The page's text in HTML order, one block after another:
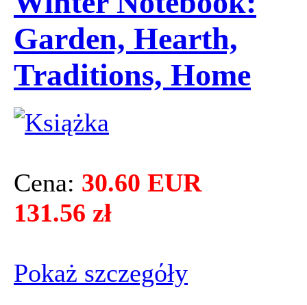
Garden, Hearth,
Traditions, Home
Cena: 30.60 EUR
131.56 zł
Pokaż szczegόły